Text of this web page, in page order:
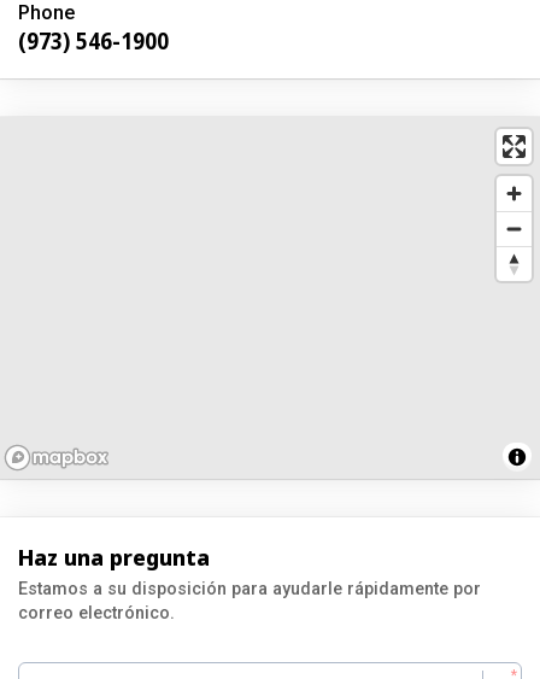
Phone
(973) 546-1900
Haz una pregunta
Estamos a su disposición para ayudarle rápidamente por
correo electrónico.